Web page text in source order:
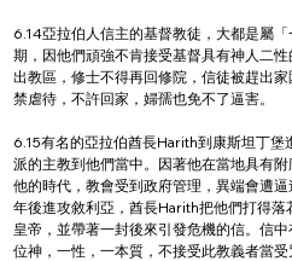
6.14亞拉伯人信主的基督教徒，大都是屬
期，因他們頑強不肯接受基督具有神人二
出教區，修士不得再回修院，信徒被趕出
禁虐待，不許回家，婦孺也免不了逼害。
6.15有名的亞拉伯酋長Harith到康斯坦丁堡
派的主教到他們當中。因著他在當地具有
他的時代，教會受到政府管理，異端會遭
年後進攻敘利亞，酋長Harith把他們打得
皇帝，並帶著一封後來引發危機的信。信
位神，一性，一本質，不接受此教義者當